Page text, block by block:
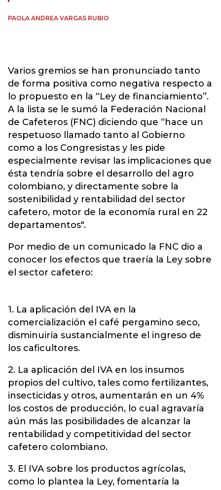
PAOLA ANDREA VARGAS RUBIO
Varios gremios se han pronunciado tanto
de forma positiva como negativa respecto a
lo propuesto en la “Ley de financiamiento”.
A la lista se le sumó la Federación Nacional
de Cafeteros (FNC) diciendo que “hace un
respetuoso llamado tanto al Gobierno
como a los Congresistas y les pide
especialmente revisar las implicaciones que
ésta tendría sobre el desarrollo del agro
colombiano, y directamente sobre la
sostenibilidad y rentabilidad del sector
cafetero, motor de la economía rural en 22
departamentos".
Por medio de un comunicado la FNC dio a
conocer los efectos que traería la Ley sobre
el sector cafetero:
1. La aplicación del IVA en la
comercialización el café pergamino seco,
disminuiría sustancialmente el ingreso de
los caficultores.
2. La aplicación del IVA en los insumos
propios del cultivo, tales como fertilizantes,
insecticidas y otros, aumentarán en un 4%
los costos de producción, lo cual agravaría
aún más las posibilidades de alcanzar la
rentabilidad y competitividad del sector
cafetero colombiano.
3. El IVA sobre los productos agrícolas,
como lo plantea la Ley, fomentaría la